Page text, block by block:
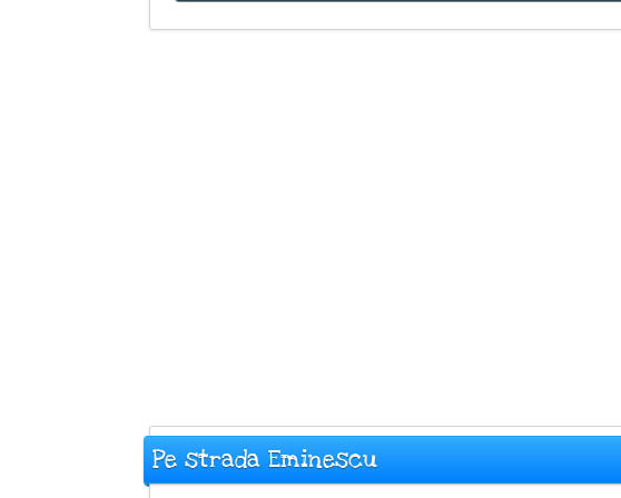
Pe strada Eminescu